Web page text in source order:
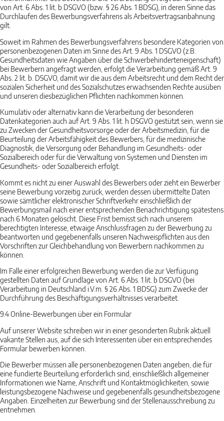
von Art. 6 Abs. 1 lit. b DSGVO (bzw. § 26 Abs. 1 BDSG), in deren Sinne das
Durchlaufen des Bewerbungsverfahrens als Arbeitsvertragsanbahnung
gilt.
Soweit im Rahmen des Bewerbungsverfahrens besondere Kategorien von
personenbezogenen Daten im Sinne des Art. 9 Abs. 1 DSGVO (z.B.
Gesundheitsdaten wie Angaben über die Schwerbehinderteneigenschaft)
bei Bewerbern angefragt werden, erfolgt die Verarbeitung gemäß Art. 9
Abs. 2 lit. b. DSGVO, damit wir die aus dem Arbeitsrecht und dem Recht der
sozialen Sicherheit und des Sozialschutzes erwachsenden Rechte ausüben
und unseren diesbezüglichen Pflichten nachkommen können.
Kumulativ oder alternativ kann die Verarbeitung der besonderen
Datenkategorien auch auf Art. 9 Abs. 1 lit. h DSGVO gestützt sein, wenn sie
zu Zwecken der Gesundheitsvorsorge oder der Arbeitsmedizin, für die
Beurteilung der Arbeitsfähigkeit des Bewerbers, für die medizinische
Diagnostik, die Versorgung oder Behandlung im Gesundheits- oder
Sozialbereich oder für die Verwaltung von Systemen und Diensten im
Gesundheits- oder Sozialbereich erfolgt.
Kommt es nicht zu einer Auswahl des Bewerbers oder zieht ein Bewerber
seine Bewerbung vorzeitig zurück, werden dessen übermittelte Daten
sowie sämtlicher elektronischer Schriftverkehr einschließlich der
Bewerbungsmail nach einer entsprechenden Benachrichtigung spätestens
nach 6 Monaten gelöscht. Diese Frist bemisst sich nach unserem
berechtigten Interesse, etwaige Anschlussfragen zu der Bewerbung zu
beantworten und gegebenenfalls unseren Nachweispflichten aus den
Vorschriften zur Gleichbehandlung von Bewerbern nachkommen zu
können.
Im Falle einer erfolgreichen Bewerbung werden die zur Verfügung
gestellten Daten auf Grundlage von Art. 6 Abs. 1 lit. b DSGVO (bei
Verarbeitung in Deutschland i.V.m. § 26 Abs. 1 BDSG) zum Zwecke der
Durchführung des Beschäftigungsverhältnisses verarbeitet.
9.4Online-Bewerbungen über ein Formular
Auf unserer Website schreiben wir in einer gesonderten Rubrik aktuell
vakante Stellen aus, auf die sich Interessenten über ein entsprechendes
Formular bewerben können.
Die Bewerber müssen alle personenbezogenen Daten angeben, die für
eine fundierte Beurteilung erforderlich sind, einschließlich allgemeiner
Informationen wie Name, Anschrift und Kontaktmöglichkeiten, sowie
leistungsbezogene Nachweise und gegebenenfalls gesundheitsbezogene
Angaben. Einzelheiten zur Bewerbung sind der Stellenausschreibung zu
entnehmen.